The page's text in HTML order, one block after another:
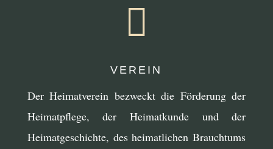

VEREIN
Der Heimatverein bezweckt die Förderung der
Heimatpflege, der Heimatkunde und der
Heimatgeschichte, des heimatlichen Brauchtums